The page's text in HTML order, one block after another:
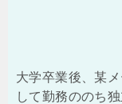
大学卒業後、某
して勤務ののち